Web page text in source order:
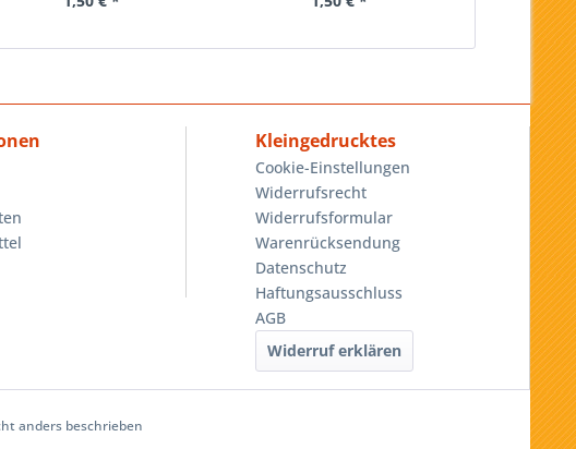
Kleingedrucktes
Cookie-Einstellungen
Widerrufsrecht
Widerrufsformular
Warenrücksendung
Datenschutz
Haftungsausschluss
AGB
Widerruf erklären
anders beschrieben